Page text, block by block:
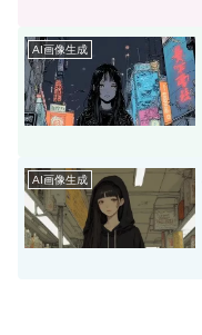
AI画像生成
AI画像生成